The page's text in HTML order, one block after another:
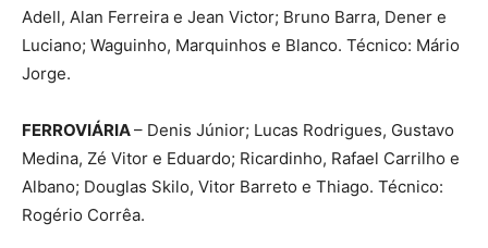
Adell, Alan Ferreira e Jean Victor; Bruno Barra, Dener e
Luciano; Waguinho, Marquinhos e Blanco. Técnico: Mário
Jorge.
FERROVIÁRIA– Denis Júnior; Lucas Rodrigues, Gustavo
Medina, Zé Vitor e Eduardo; Ricardinho, Rafael Carrilho e
Albano; Douglas Skilo, Vitor Barreto e Thiago. Técnico:
Rogério Corrêa.